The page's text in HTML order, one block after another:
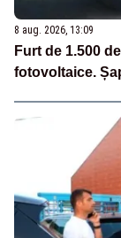
8 aug. 2026, 13:09
Furt de 1.500
fotovoltaice.